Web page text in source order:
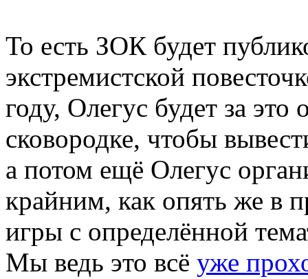
То есть ЗОК будет
экстремистской
году, Олегус будет за это
сковородке, чтобы
а потом ещё Олегус
крайним, как опять же в
игры с определённой
Мы ведь это всё уже